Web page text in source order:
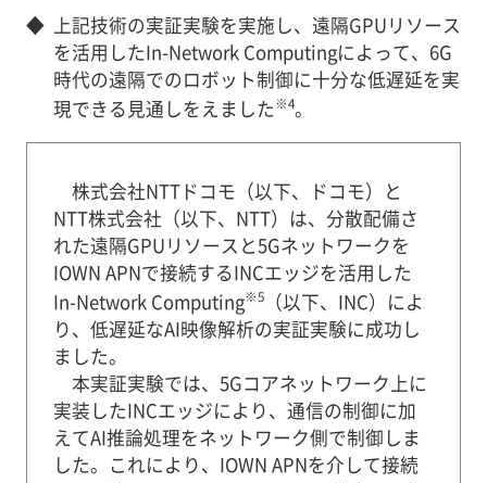
◆ 上記技術の実証実験を実施し、遠隔GPUリソース
を活用したIn-Network Computingによって、6G
時代の遠隔でのロボット制御に十分な低遅延を実
現できる見通しをえました※4。
株式会社NTTドコモ（以下、ドコモ）と
NTT株式会社（以下、NTT）は、分散配備さ
れた遠隔GPUリソースと5Gネットワークを
IOWN APNで接続するINCエッジを活用した
In-Network Computing※5（以下、INC）によ
り、低遅延なAI映像解析の実証実験に成功し
ました。
本実証実験では、5Gコアネットワーク上に
実装したINCエッジにより、通信の制御に加
えてAI推論処理をネットワーク側で制御しま
した。これにより、IOWN APNを介して接続